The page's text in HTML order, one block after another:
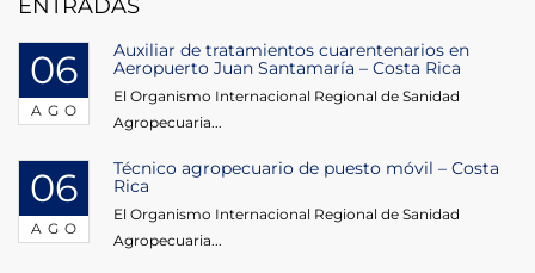
ENTRADAS
06
AGO
Auxiliar de tratamientos cuarentenarios en
Aeropuerto Juan Santamaría – Costa Rica
El Organismo Internacional Regional de Sanidad
Agropecuaria...
06
AGO
Técnico agropecuario de puesto móvil – Costa
Rica
El Organismo Internacional Regional de Sanidad
Agropecuaria...